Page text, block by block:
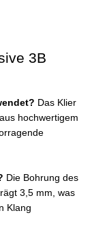
3B
Das Klier
hochwertigem
Die Bohrung des
3,5 mm, was
Klang